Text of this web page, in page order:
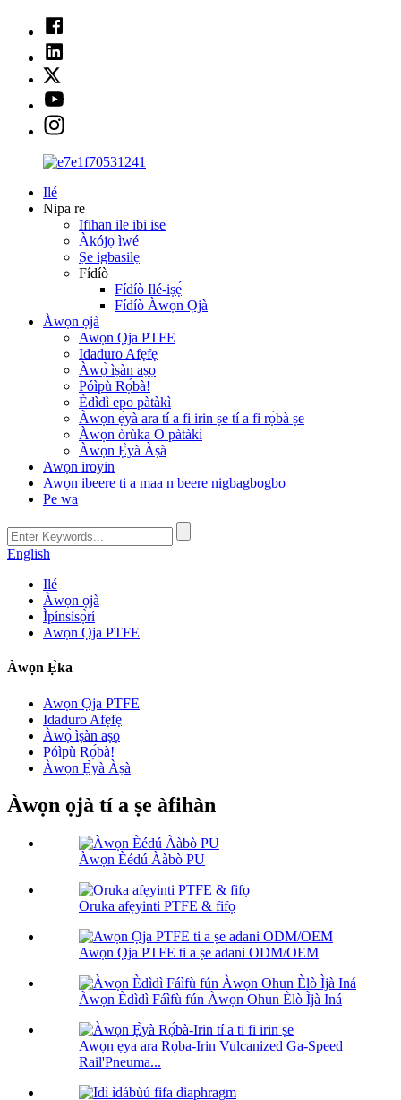
Ilé
Nipa re
Ifihan ile ibi ise
Àkójọ ìwé
Ṣe igbasilẹ
Fídíò
Fídíò Ilé-iṣẹ́
Fídíò Àwọn Ọjà
Àwọn ọjà
Awọn Ọja PTFE
Idaduro Afẹfẹ
Àwọ̀ ìṣàn aṣọ
Póìpù Rọ́bà!
Èdìdì epo pàtàkì
Àwọn ẹ̀yà ara tí a fi irin ṣe tí a fi rọ́bà ṣe
Àwọn òrùka O pàtàkì
Àwọn Ẹ̀yà Àṣà
Awọn iroyin
Awọn ibeere ti a maa n beere nigbagbogbo
Pe wa
English
Ilé
Àwọn ọjà
Ìpínsísọ̀rí
Awọn Ọja PTFE
Àwọn Ẹ̀ka
Awọn Ọja PTFE
Idaduro Afẹfẹ
Àwọ̀ ìṣàn aṣọ
Póìpù Rọ́bà!
Àwọn Ẹ̀yà Àṣà
Àwọn ọjà tí a ṣe àfihàn
Àwọn Èédú Ààbò PU
Oruka afẹyinti PTFE & fifọ
Awọn Ọja PTFE ti a ṣe adani ODM/OEM
Àwọn Èdìdì Fáìfù fún Àwọn Ohun Èlò Ìjà Iná
Awọn ẹya ara Rọba-Irin Vulcanized Ga-Speed ​​
Rail'Pneuma...